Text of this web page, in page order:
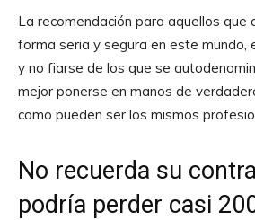
La recomendación para aquellos que
forma seria y segura en este mundo,
y no fiarse de los que se
mejor ponerse en manos de
como pueden ser los mismos
No recuerda su
podría perder casi